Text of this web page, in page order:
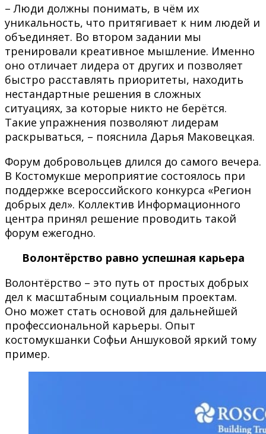
– Люди должны понимать, в чём их
уникальность, что притягивает к ним людей и
объединяет. Во втором задании мы
тренировали креативное мышление. Именно
оно отличает лидера от других и позволяет
быстро расставлять приоритеты, находить
нестандартные решения в сложных
ситуациях, за которые никто не берётся.
Такие упражнения позволяют лидерам
раскрываться, – пояснила Дарья Маковецкая.
Форум добровольцев длился до самого вечера.
В Костомукше мероприятие состоялось при
поддержке всероссийского конкурса «Регион
добрых дел». Коллектив Информационного
центра принял решение проводить такой
форум ежегодно.
Волонтёрство равно успешная карьера
Волонтёрство – это путь от простых добрых
дел к масштабным социальным проектам.
Оно может стать основой для дальнейшей
профессиональной карьеры. Опыт
костомукшанки Софьи Аншуковой яркий тому
пример.